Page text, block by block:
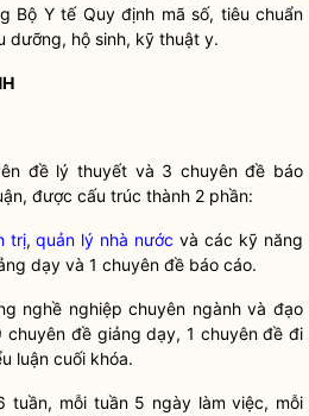
Bộ Y tế Quy định mã số, tiêu chuẩn
dưỡng, hộ sinh, kỹ thuật y.
đề lý thuyết và 3 chuyên đề báo
được cấu trúc thành 2 phần:
trị,quản lý nhà nước và các kỹ năng
dạy và 1 chuyên đề báo cáo.
nghề nghiệp chuyên ngành và đạo
đề giảng dạy, 1 chuyên đề đi
luận cuối khóa.
tuần, mỗi tuần 5 ngày làm việc, mỗi